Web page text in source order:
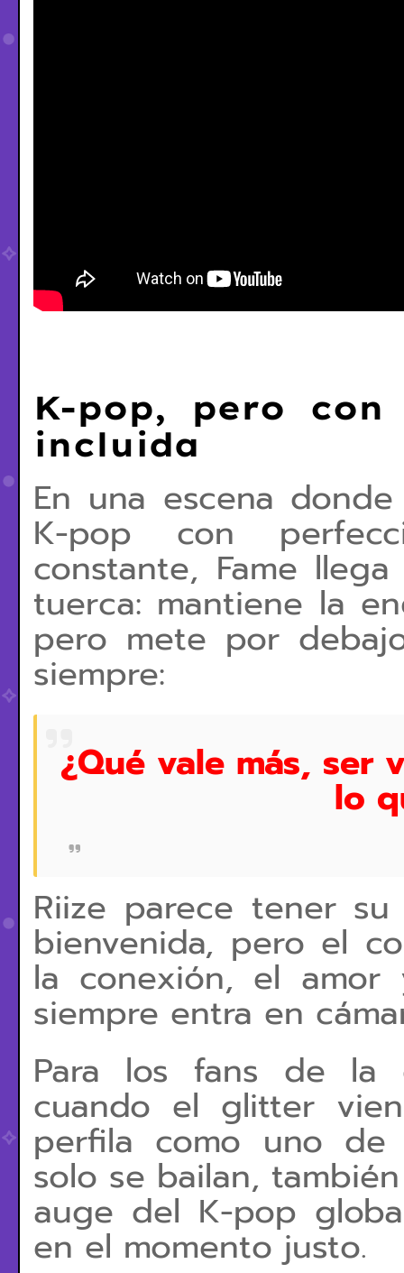
K-pop, pero
incluida
En una escena
K-pop con
constante, Fame
tuerca: mantiene la
pero mete por
siempre:
¿Qué vale más,
lo
Riize parece tener
bienvenida, pero el
la conexión, el
siempre entra en
Para los fans de la
cuando el glitter
perfila como uno de
solo se bailan,
auge del K-pop
en el momento justo.